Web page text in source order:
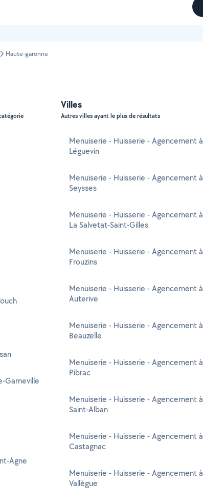
Haute-garonne
Gameville
Agne
Villes
Autres villes ayant le plus de résultats
Menuiserie - Huisserie - Agencement à
Léguevin
Menuiserie - Huisserie - Agencement à
Seysses
Menuiserie - Huisserie - Agencement à
La Salvetat-Saint-Gilles
Menuiserie - Huisserie - Agencement à
Frouzins
Menuiserie - Huisserie - Agencement à
Auterive
Menuiserie - Huisserie - Agencement à
Beauzelle
Menuiserie - Huisserie - Agencement à
Pibrac
Menuiserie - Huisserie - Agencement à
Saint-Alban
Menuiserie - Huisserie - Agencement à
Castagnac
Menuiserie - Huisserie - Agencement à
Vallègue